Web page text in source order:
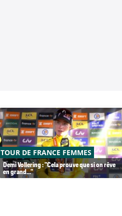
TOUR DE FRANCE FEMMES
Demi Vollering : "Cela prouve que si on rêve
en grand..."